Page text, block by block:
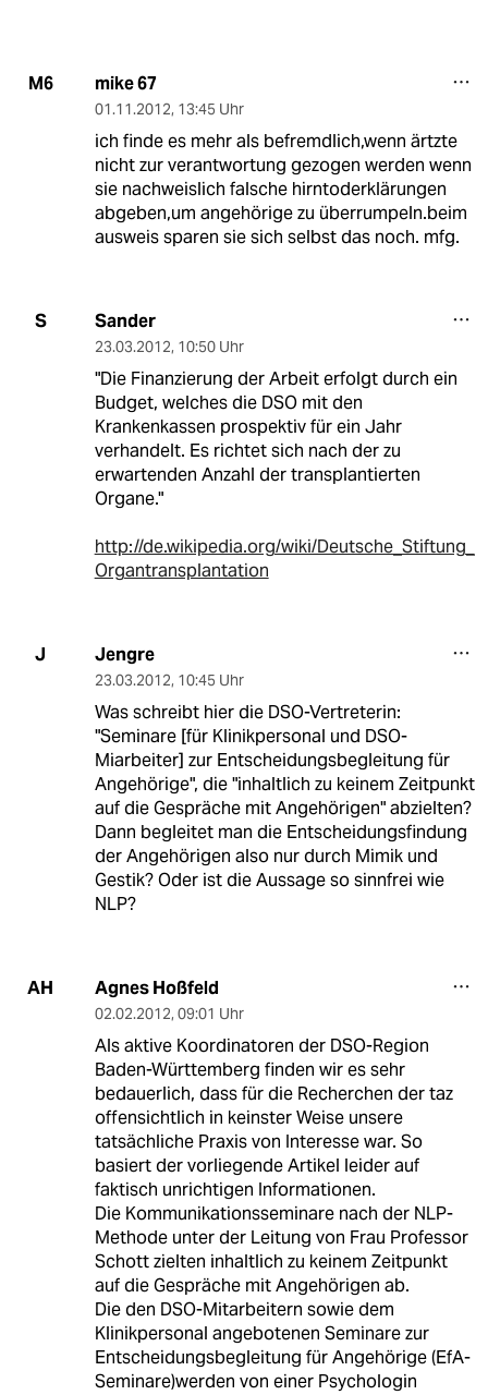
M6 mike 67
01.11.2012, 13:45 Uhr
ich finde es mehr als befremdlich,wenn ärtzte
nicht zur verantwortung gezogen werden wenn
sie nachweislich falsche hirntoderklärungen
abgeben,um angehörige zu überrumpeln.beim
ausweis sparen sie sich selbst das noch. mfg.
S Sander
23.03.2012, 10:50 Uhr
"Die Finanzierung der Arbeit erfolgt durch ein
Budget, welches die DSO mit den
Krankenkassen prospektiv für ein Jahr
verhandelt. Es richtet sich nach der zu
erwartenden Anzahl der transplantierten
Organe."
http://de.wikipedia.org/wiki/Deutsche_Stiftung_
Organtransplantation
J Jengre
23.03.2012, 10:45 Uhr
Was schreibt hier die DSO-Vertreterin:
"Seminare [für Klinikpersonal und DSO-
Miarbeiter] zur Entscheidungsbegleitung für
Angehörige", die "inhaltlich zu keinem Zeitpunkt
auf die Gespräche mit Angehörigen" abzielten?
Dann begleitet man die Entscheidungsfindung
der Angehörigen also nur durch Mimik und
Gestik? Oder ist die Aussage so sinnfrei wie
NLP?
AH Agnes Hoßfeld
02.02.2012, 09:01 Uhr
Als aktive Koordinatoren der DSO-Region
Baden-Württemberg finden wir es sehr
bedauerlich, dass für die Recherchen der taz
offensichtlich in keinster Weise unsere
tatsächliche Praxis von Interesse war. So
basiert der vorliegende Artikel leider auf
faktisch unrichtigen Informationen.
Die Kommunikationsseminare nach der NLP-
Methode unter der Leitung von Frau Professor
Schott zielten inhaltlich zu keinem Zeitpunkt
auf die Gespräche mit Angehörigen ab.
Die den DSO-Mitarbeitern sowie dem
Klinikpersonal angebotenen Seminare zur
Entscheidungsbegleitung für Angehörige (EfA-
Seminare)werden von einer Psychologin